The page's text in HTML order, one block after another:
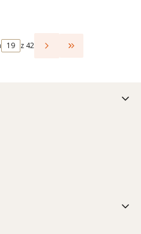
strony z produktami
z 42 Przejdź do